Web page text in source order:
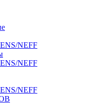
NEFF
NEFF
NEFF